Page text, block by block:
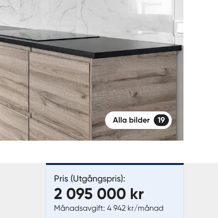
Alla bilder 19
Pris (Utgångspris):
2 095 000 kr
Månadsavgift: 4 942 kr/månad